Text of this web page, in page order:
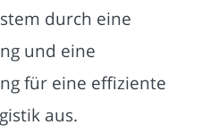
durch eine
und eine
für eine effiziente
aus.